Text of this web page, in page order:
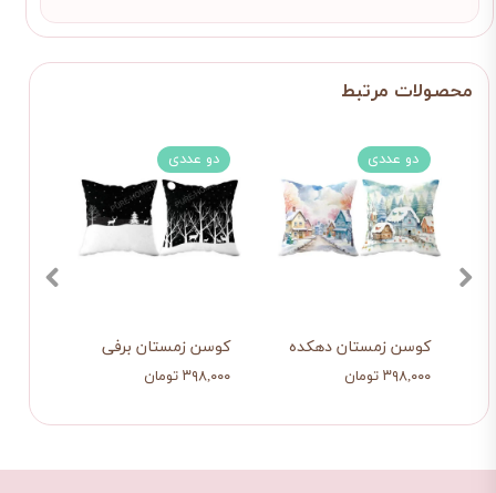
کوسن زمستان برفی
۳۹۸,۰۰۰ تومان
دو عددی
کوسن زمستان دهکده
۳۹۸,۰۰۰ تومان
دو عددی